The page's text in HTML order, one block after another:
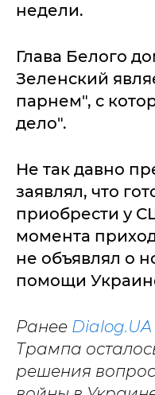
недели.
Глава Белого
Зеленский
парнем", с
дело".
Не так давно
заявлял, что
приобрести у
момента
не объявлял о
помощи
Ранее Dialog.UA
Трампа
решения